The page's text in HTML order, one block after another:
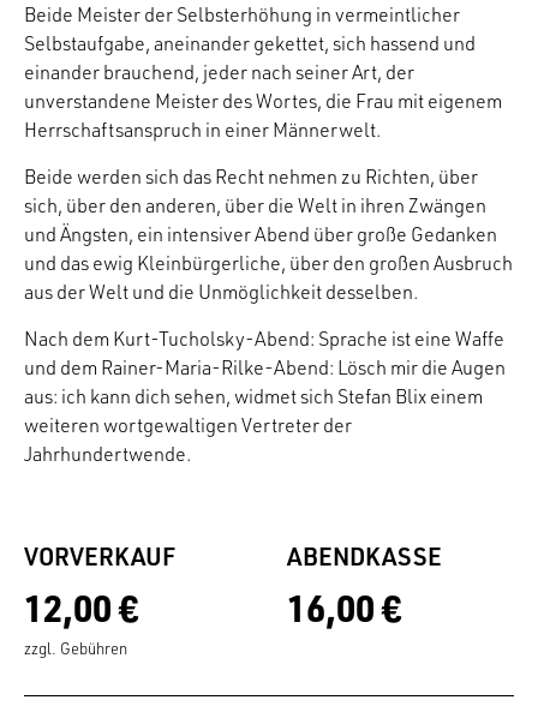
Beide Meister der Selbsterhöhung in vermeintlicher
Selbstaufgabe, aneinander gekettet, sich hassend und
einander brauchend, jeder nach seiner Art, der
unverstandene Meister des Wortes, die Frau mit eigenem
Herrschaftsanspruch in einer Männerwelt.
Beide werden sich das Recht nehmen zu Richten, über
sich, über den anderen, über die Welt in ihren Zwängen
und Ängsten, ein intensiver Abend über große Gedanken
und das ewig Kleinbürgerliche, über den großen Ausbruch
aus der Welt und die Unmöglichkeit desselben.
Nach dem Kurt-Tucholsky-Abend: Sprache ist eine Waffe
und dem Rainer-Maria-Rilke-Abend: Lösch mir die Augen
aus: ich kann dich sehen, widmet sich Stefan Blix einem
weiteren wortgewaltigen Vertreter der
Jahrhundertwende.
VORVERKAUF
12,00 €
zzgl. Gebühren
ABENDKASSE
16,00 €